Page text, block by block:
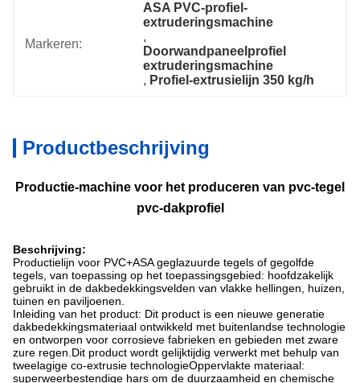
Markeren:
ASA PVC-profiel-
extruderingsmachine
,
Doorwandpaneelprofiel
extruderingsmachine
, Profiel-extrusielijn 350 kg/h
Productbeschrijving
Productie-machine voor het produceren van pvc-tegel
pvc-dakprofiel
Beschrijving:
Productielijn voor PVC+ASA geglazuurde tegels of gegolfde
tegels, van toepassing op het toepassingsgebied: hoofdzakelijk
gebruikt in de dakbedekkingsvelden van vlakke hellingen, huizen,
tuinen en paviljoenen.
Inleiding van het product: Dit product is een nieuwe generatie
dakbedekkingsmateriaal ontwikkeld met buitenlandse technologie
en ontworpen voor corrosieve fabrieken en gebieden met zware
zure regen.Dit product wordt gelijktijdig verwerkt met behulp van
tweelagige co-extrusie technologieOppervlakte materiaal:
superweerbestendige hars om de duurzaamheid en chemische